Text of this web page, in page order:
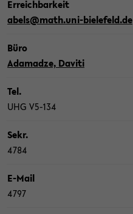
Er­reich­bar­keit
abels@math.uni-​bielefeld.de
Büro
Ada­madze, Da­vi­ti
Tel.
UHG V5-​134
Sekr.
4784
E-​Mail
4797